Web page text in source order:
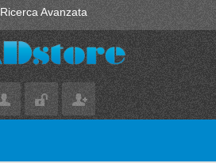
Ricerca Avanzata